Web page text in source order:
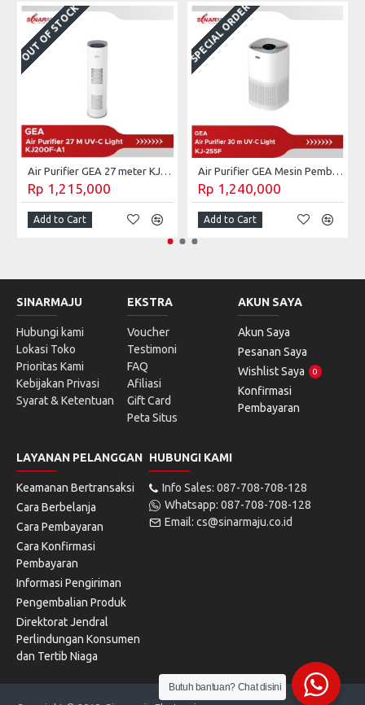
OUT OF STOCK
Air Purifier GEA 27 meter KJ200F-A1
Rp 1,215,000
Add to Cart
SPECIAL ORDER
Air Purifier GEA Mesin Pembersih Udara UV-C 30 m² KJ255F
Rp 1,240,000
Add to Cart
SINARMAJU
Hubungi kami
Lokasi Toko
Prioritas Kami
Kebijakan Privasi
Syarat & Ketentuan
EKSTRA
Voucher
Testimoni
FAQ
Afiliasi
Gift Card
Peta Situs
AKUN SAYA
Akun Saya
Pesanan Saya
Wishlist Saya
0
Konfirmasi
Pembayaran
LAYANAN PELANGGAN
Keamanan Bertransaksi
Cara Berbelanja
Cara Pembayaran
Cara Konfirmasi
Pembayaran
Informasi Pengiriman
Pengembalian Produk
Direktorat Jendral
Perlindungan Konsumen
dan Tertib Niaga
HUBUNGI KAMI
Info Sales: 087-708-708-128
Whatsapp: 087-708-708-128
Email: cs@sinarmaju.co.id
Butuh bantuan? Chat disini